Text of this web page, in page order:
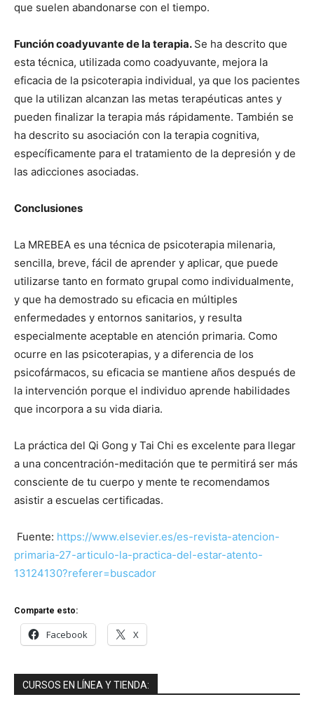
que suelen abandonarse con el tiempo.
Función coadyuvante de la terapia. Se ha descrito que
esta técnica, utilizada como coadyuvante, mejora la
eficacia de la psicoterapia individual, ya que los pacientes
que la utilizan alcanzan las metas terapéuticas antes y
pueden finalizar la terapia más rápidamente. También se
ha descrito su asociación con la terapia cognitiva,
específicamente para el tratamiento de la depresión y de
las adicciones asociadas.
Conclusiones
La MREBEA es una técnica de psicoterapia milenaria,
sencilla, breve, fácil de aprender y aplicar, que puede
utilizarse tanto en formato grupal como individualmente,
y que ha demostrado su eficacia en múltiples
enfermedades y entornos sanitarios, y resulta
especialmente aceptable en atención primaria. Como
ocurre en las psicoterapias, y a diferencia de los
psicofármacos, su eficacia se mantiene años después de
la intervención porque el individuo aprende habilidades
que incorpora a su vida diaria.
La práctica del Qi Gong y Tai Chi es excelente para llegar
a una concentración-meditación que te permitirá ser más
consciente de tu cuerpo y mente te recomendamos
asistir a escuelas certificadas.
Fuente: https://www.elsevier.es/es-revista-atencion-
primaria-27-articulo-la-practica-del-estar-atento-
13124130?referer=buscador
Comparte esto:
Facebook X
CURSOS EN LÍNEA Y TIENDA: